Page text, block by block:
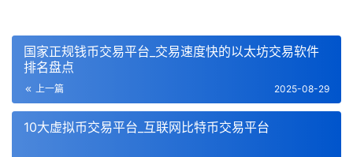
国家正规钱币交易平台_交易速度快的以太坊交易软件
排名盘点
上一篇 2025-08-29
10大虚拟币交易平台_互联网比特币交易平台